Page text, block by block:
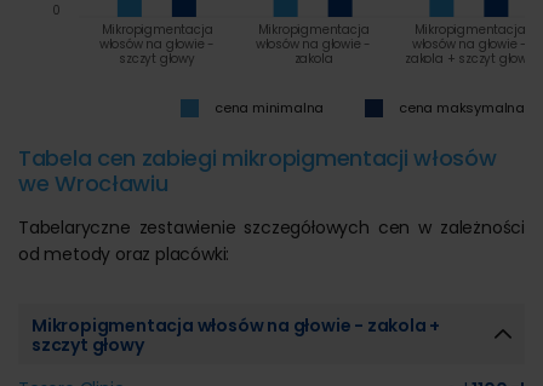
Mikropigmentacja
włosów na głowie -
szczyt głowy
Mikropigmentacja
włosów na głowie -
zakola
Mikropigmentacja
włosów na głowie -
zakola + szczyt głowy
0
cena minimalna cena maksymalna
Tabela cen zabiegi mikropigmentacji włosów
we Wrocławiu
Tabelaryczne zestawienie szczegółowych cen w zależności
od metody oraz placówki:
Mikropigmentacja włosów na głowie - zakola +
szczyt głowy